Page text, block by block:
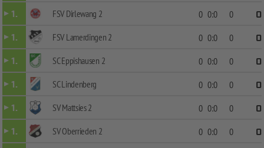
1.
FSV Dirlewang 2 0 0:0 0
0
1.
FSV Lamerdingen 2 0 0:0 0
0
1.
SC Eppishausen 2 0 0:0 0
0
1.
SC Lindenberg 0 0:0 0
0
1.
SV Mattsies 2 0 0:0 0
0
1.
SV Oberrieden 2 0 0:0 0
0